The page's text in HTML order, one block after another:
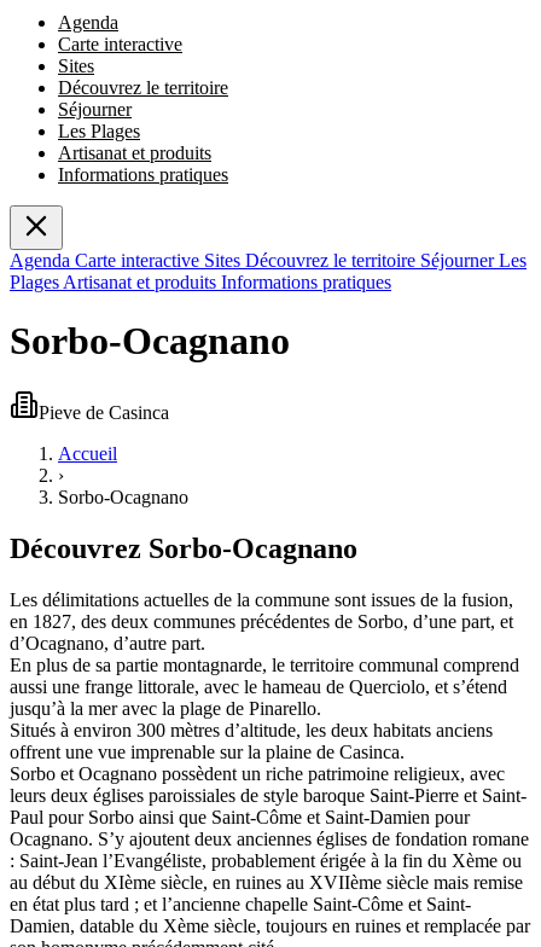
Agenda
Carte interactive
Sites
Découvrez le territoire
Séjourner
Les Plages
Artisanat et produits
Informations pratiques
Agenda Carte interactive Sites Découvrez le territoire SéjournerLes
Plages Artisanat et produits Informations pratiques
Sorbo-Ocagnano
Pieve de Casinca
Accueil
›
Sorbo-Ocagnano
Découvrez Sorbo-Ocagnano
Les délimitations actuelles de la commune sont issues de la fusion,
en 1827, des deux communes précédentes de Sorbo, d’une part, et
d’Ocagnano, d’autre part.
En plus de sa partie montagnarde, le territoire communal comprend
aussi une frange littorale, avec le hameau de Querciolo, et s’étend
jusqu’à la mer avec la plage de Pinarello.
Situés à environ 300 mètres d’altitude, les deux habitats anciens
offrent une vue imprenable sur la plaine de Casinca.
Sorbo et Ocagnano possèdent un riche patrimoine religieux, avec
leurs deux églises paroissiales de style baroque Saint-Pierre et Saint-
Paul pour Sorbo ainsi que Saint-Côme et Saint-Damien pour
Ocagnano. S’y ajoutent deux anciennes églises de fondation romane
: Saint-Jean l’Evangéliste, probablement érigée à la fin du Xème ou
au début du XIème siècle, en ruines au XVIIème siècle mais remise
en état plus tard ; et l’ancienne chapelle Saint-Côme et Saint-
Damien, datable du Xème siècle, toujours en ruines et remplacée par